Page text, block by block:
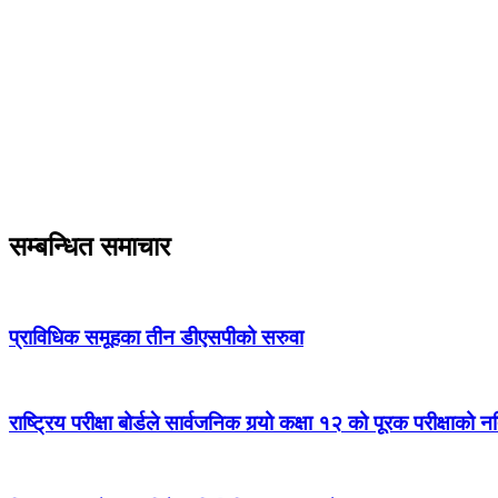
सम्बन्धित समाचार
प्राविधिक समूहका तीन डीएसपीको सरुवा
राष्ट्रिय परीक्षा बोर्डले सार्वजनिक गर्‍यो कक्षा १२ को पूरक परीक्षाको